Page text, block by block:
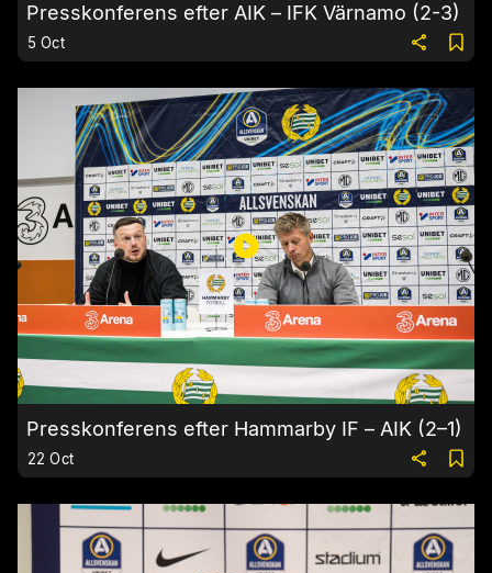
Presskonferens efter AIK – IFK Värnamo (2-3)
5 Oct
Presskonferens efter Hammarby IF – AIK (2–1)
22 Oct